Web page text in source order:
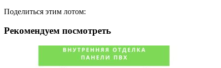
Поделиться этим лотом:
Рекомендуем посмотреть